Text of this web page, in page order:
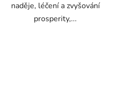
naděje, léčení a zvyšování
prosperity,...